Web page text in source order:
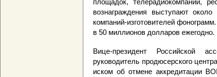
площадок, телерадиокомпаний,
вознаграждения выступают
компаний-изготовителей
в 50 миллионов долларов ежегодно.
Вице-президент Российской
руководитель продюсерского
иском об отмене аккредитации